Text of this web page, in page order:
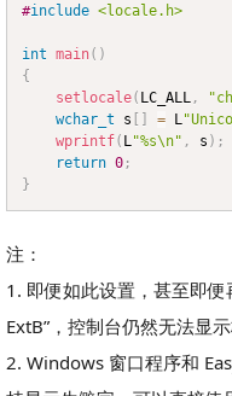
#include <locale.h>
int main( )
{
setlocale( LC_ALL ,
wchar_t s = L
wprintf( L"%s\n" , s ) ;
return 0 ;
}
注：
1. 即便如此设置，甚至即
ExtB”，控制台仍然无法显示
2. Windows 窗口程序和